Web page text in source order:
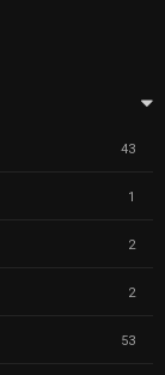
43
1
2
2
53